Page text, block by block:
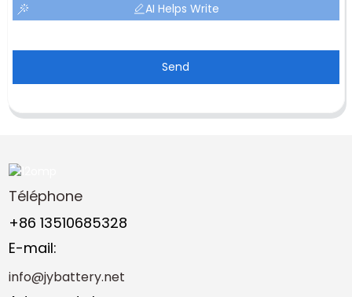
AI Helps Write
Send
Téléphone
+86 13510685328
E-mail:
info@jybattery.net